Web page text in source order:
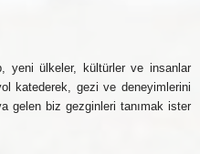
yeni ülkeler, kültürler ve insanlar
katederek, gezi ve deneyimlerini
gelen biz gezginleri tanımak ister